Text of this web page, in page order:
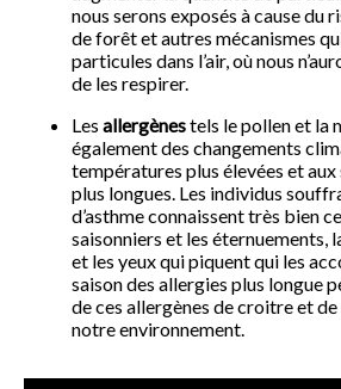
nous serons exposés à cause du
de forêt et autres mécanismes
particules dans l’air, où nous
de les respirer.
Les allergènestels le pollen et la
également des changements
températures plus élevées et
plus longues. Les individus
d’asthme connaissent très bien
saisonniers et les
et les yeux qui piquent qui les
saison des allergies plus longue
de ces allergènes de croitre et
notre environnement.